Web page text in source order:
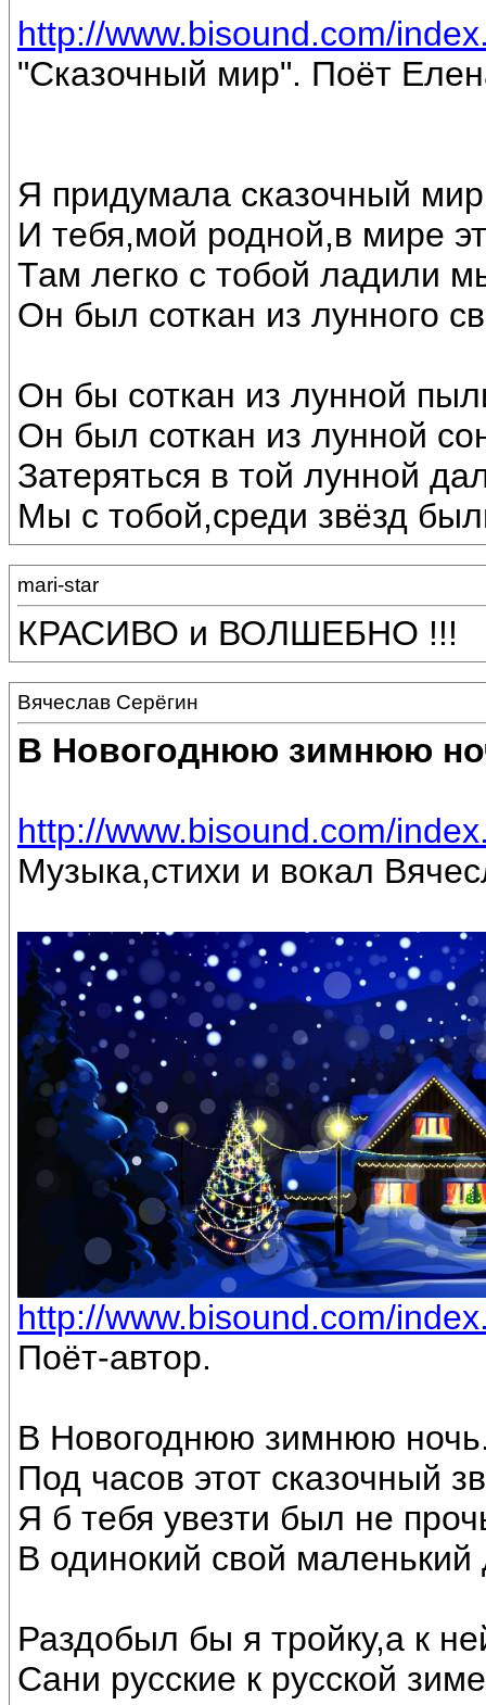
http://www.bisound.com/
"Сказочный мир". Поёт
Я придумала сказочный
И тебя,мой родной,в мире
Там легко с тобой ладили
Он был соткан из лунного
Он бы соткан из лунной
Он был соткан из лунной
Затеряться в той лунной
Мы с тобой,среди звёзд
mari-star
КРАСИВО и ВОЛШЕБНО !!!
Вячеслав Серёгин
В Новогоднюю зимнюю
http://www.bisound.com/
Музыка,стихи и вокал
http://www.bisound.com/
Поёт-автор.
В Новогоднюю зимнюю
Под часов этот сказочный
Я б тебя увезти был не
В одинокий свой
Раздобыл бы я тройку,а к
Сани русские к русской